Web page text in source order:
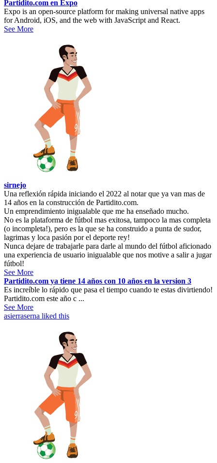
Partidito.com en Expo
Expo is an open-source platform for making universal native apps
for Android, iOS, and the web with JavaScript and React.
See More
sirnejo
Una reflexión rápida iniciando el 2022 al notar que ya van mas de
14 años en la construcción de Partidito.com.
Un emprendimiento inigualable que me ha enseñado mucho.
No es la plataforma de fútbol mas exitosa, tampoco la mas completa
(o incompleta!), pero es la que se ha construido a punta de sudor,
lagrimas y loca pasión por el deporte rey!
Nunca dejare de trabajarle para darle al mundo del fútbol aficionado
una experiencia de usuario inigualable que nos motive a salir a jugar
fútbol!
See More
Partidito.com ya tiene 14 años con 10 años en la version 3
Es increíble lo rápido que pasa el tiempo cuando te estas divirtiendo!
Partidito.com este año c ...
See More
asierraserna liked this